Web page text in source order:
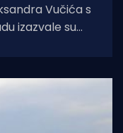
Vučića s
izazvale su